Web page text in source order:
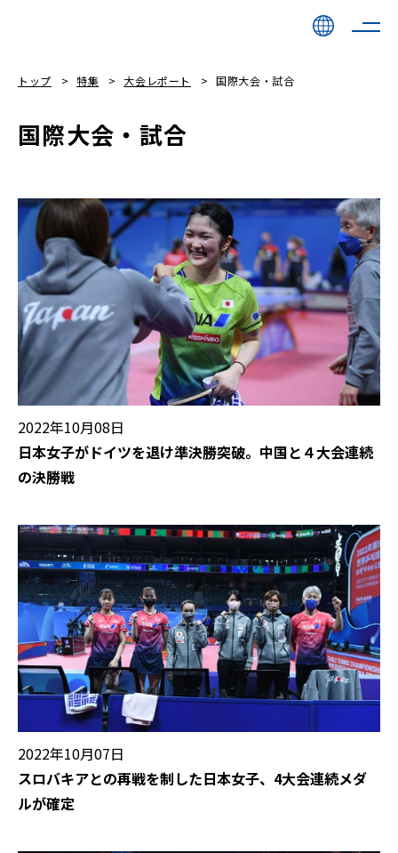
トップ 特集 大会レポート 国際大会・試合
国際大会・試合
2022年10月08日
日本女子がドイツを退け準決勝突破。中国と４大会連続
の決勝戦
2022年10月07日
スロバキアとの再戦を制した日本女子、4大会連続メダ
ルが確定